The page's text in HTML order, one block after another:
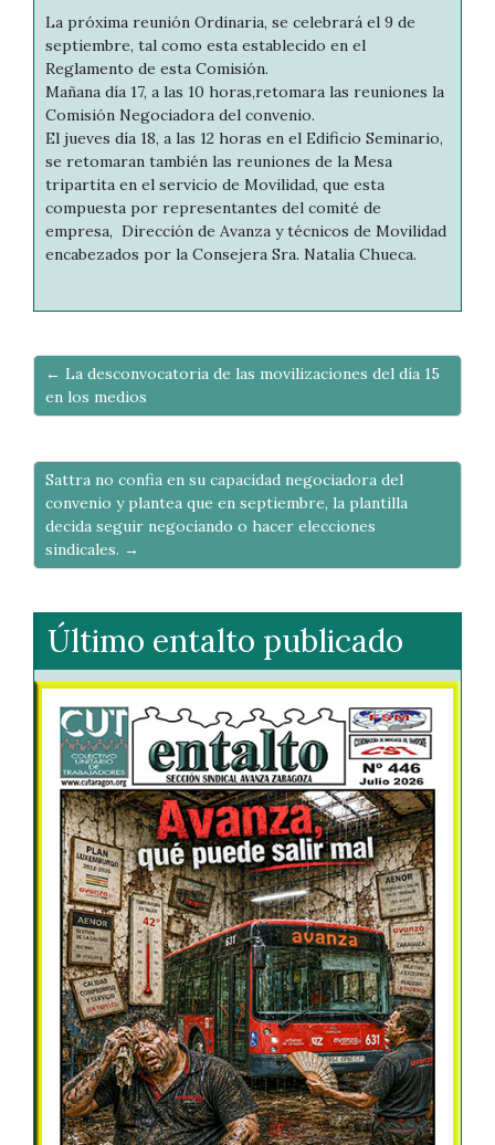
La próxima reunión Ordinaria, se celebrará el 9 de
septiembre, tal como esta establecido en el
Reglamento de esta Comisión.
Mañana día 17, a las 10 horas,retomara las reuniones la
Comisión Negociadora del convenio.
El jueves día 18, a las 12 horas en el Edificio Seminario,
se retomaran también las reuniones de la Mesa
tripartita en el servicio de Movilidad, que esta
compuesta por representantes del comité de
empresa, Dirección de Avanza y técnicos de Movilidad
encabezados por la Consejera Sra. Natalia Chueca.
← La desconvocatoria de las movilizaciones del día 15
en los medios
Sattra no confia en su capacidad negociadora del
convenio y plantea que en septiembre, la plantilla
decida seguir negociando o hacer elecciones
sindicales. →
Último entalto publicado